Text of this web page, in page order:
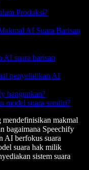
Produksi?
AI Suara Barisan
suara barisan
penyelidikan AI
bangunkan?
model suara sendiri?
makmal
bagaimana Speechify
AI berfokus suara
suara hak milik
sistem suara